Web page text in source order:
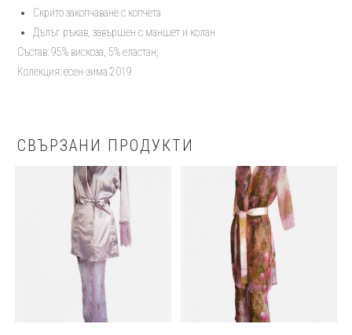
стрийт
сет
Скрито закопчаване с копчета
Дълъг ръкав, завършен с маншет и колан
Състав: 95% вискоза, 5% еластан;
Колекция: есен-зима 2019
СВЪРЗАНИ ПРОДУКТИ